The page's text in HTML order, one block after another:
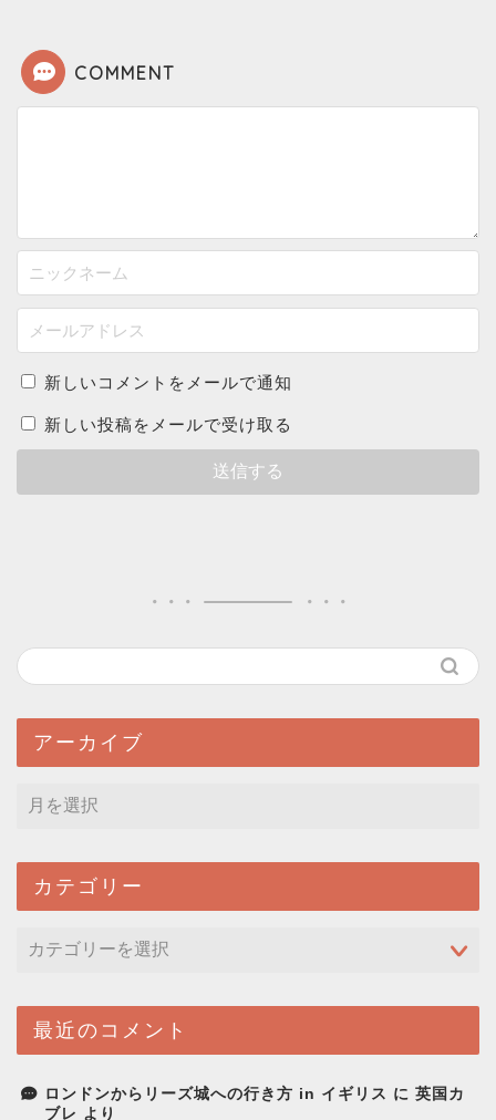
COMMENT
新しいコメントをメールで通知
新しい投稿をメールで受け取る
アーカイブ
カテゴリー
最近のコメント
ロンドンからリーズ城への行き方 in イギリス に 英国カ
ブレ より